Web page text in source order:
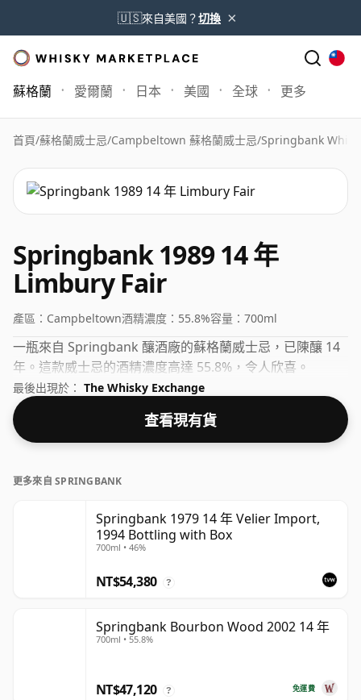
🇺🇸來自美國？切換 ×
蘇格蘭 愛爾蘭 日本 美國 全球 更多
首頁/蘇格蘭威士忌/Campbeltown 蘇格蘭威士忌/Springbank
Springbank 1989 14 年
Limbury Fair
產區： Campbeltown酒精濃度： 55.8%容量： 700ml
一瓶來自 Springbank 釀酒廠的蘇格蘭威士忌，已陳釀 14
年。這款威士忌的酒精濃度高達 55.8%，令人欣喜。
最後出現於： The Whisky Exchange
查看現有貨
更多來自 SPRINGBANK
Springbank 1979 14 年 Velier Import,
1994 Bottling with Box
700ml • 46%
NT$54,380 ?
Springbank Bourbon Wood 2002 14 年
700ml • 55.8%
免運費
NT$47,120 ?